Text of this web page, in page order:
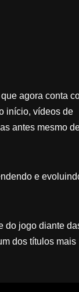
agora conta
início, vídeos de
antes mesmo
e
do jogo diante
dos títulos mais